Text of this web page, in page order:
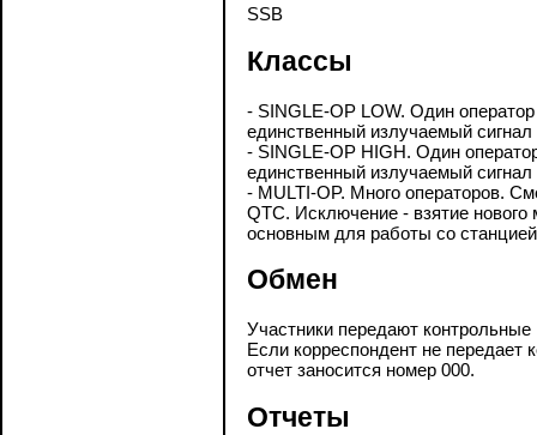
SSB
Классы
- SINGLE-OP LOW. Один
единственный излучаемый
- SINGLE-OP HIGH. Один
единственный излучаемый
- MULTI-OP. Много операторов.
QTC. Исключение - взятие
основным для работы со
Обмен
Участники передают
Если корреспондент не передает
отчет заносится номер 000.
Отчеты